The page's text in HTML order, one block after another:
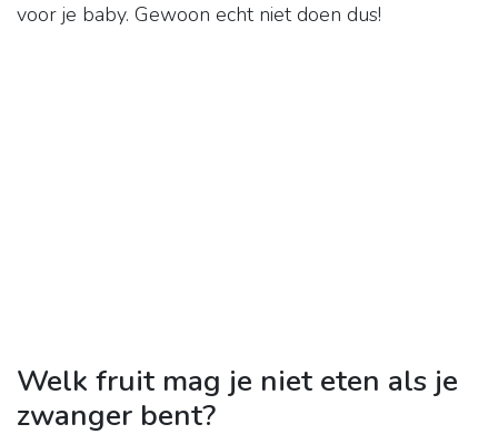
voor je baby. Gewoon echt niet doen dus!
Welk fruit mag je niet eten als je
zwanger bent?